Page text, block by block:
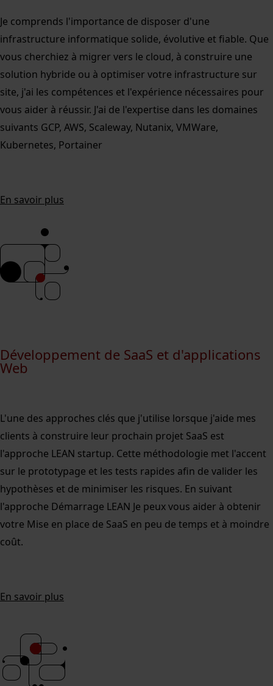
Je comprends l'importance de disposer d'une
infrastructure informatique solide, évolutive et fiable. Que
vous cherchiez à migrer vers le cloud, à construire une
solution hybride ou à optimiser votre infrastructure sur
site, j'ai les compétences et l'expérience nécessaires pour
vous aider à réussir. J'ai de l'expertise dans les domaines
suivants GCP, AWS, Scaleway, Nutanix, VMWare,
Kubernetes, Portainer
En savoir plus
Développement de SaaS et d'applications
Web
L'une des approches clés que j'utilise lorsque j'aide mes
clients à construire leur prochain projet SaaS est
l'approche LEAN startup. Cette méthodologie met l'accent
sur le prototypage et les tests rapides afin de valider les
hypothèses et de minimiser les risques. En suivant
l'approche Démarrage LEAN Je peux vous aider à obtenir
votre Mise en place de SaaS en peu de temps et à moindre
coût.
En savoir plus